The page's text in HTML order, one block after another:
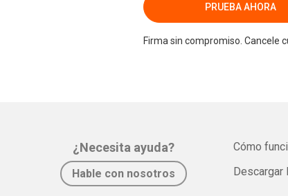
PRUEBA AHORA
Firma sin compromiso. Cancele
¿Necesita ayuda?
Hable con nosotros
Cómo
Descargar